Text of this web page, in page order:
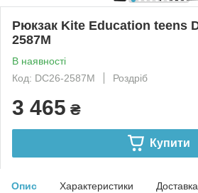
Рюкзак Kite Education teens
2587M
В наявності
Код: DC26-2587M
Роздріб
3 465 ₴
Купити
Опис Характеристики Доставка